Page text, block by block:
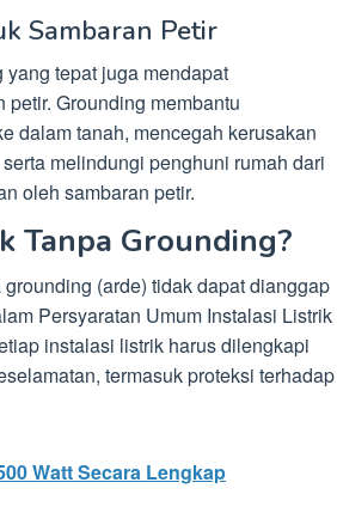
Sambaran Petir
tepat juga mendapat
Grounding membantu
dalam tanah, mencegah kerusakan
melindungi penghuni rumah dari
oleh sambaran petir.
Tanpa Grounding?
(arde) tidak dapat dianggap
Persyaratan Umum Instalasi Listrik
instalasi listrik harus dilengkapi
termasuk proteksi terhadap
Watt Secara Lengkap